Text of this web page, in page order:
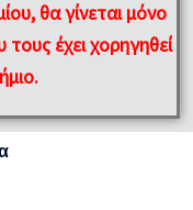
, θα γίνεται μόνο
έχει χορηγηθεί